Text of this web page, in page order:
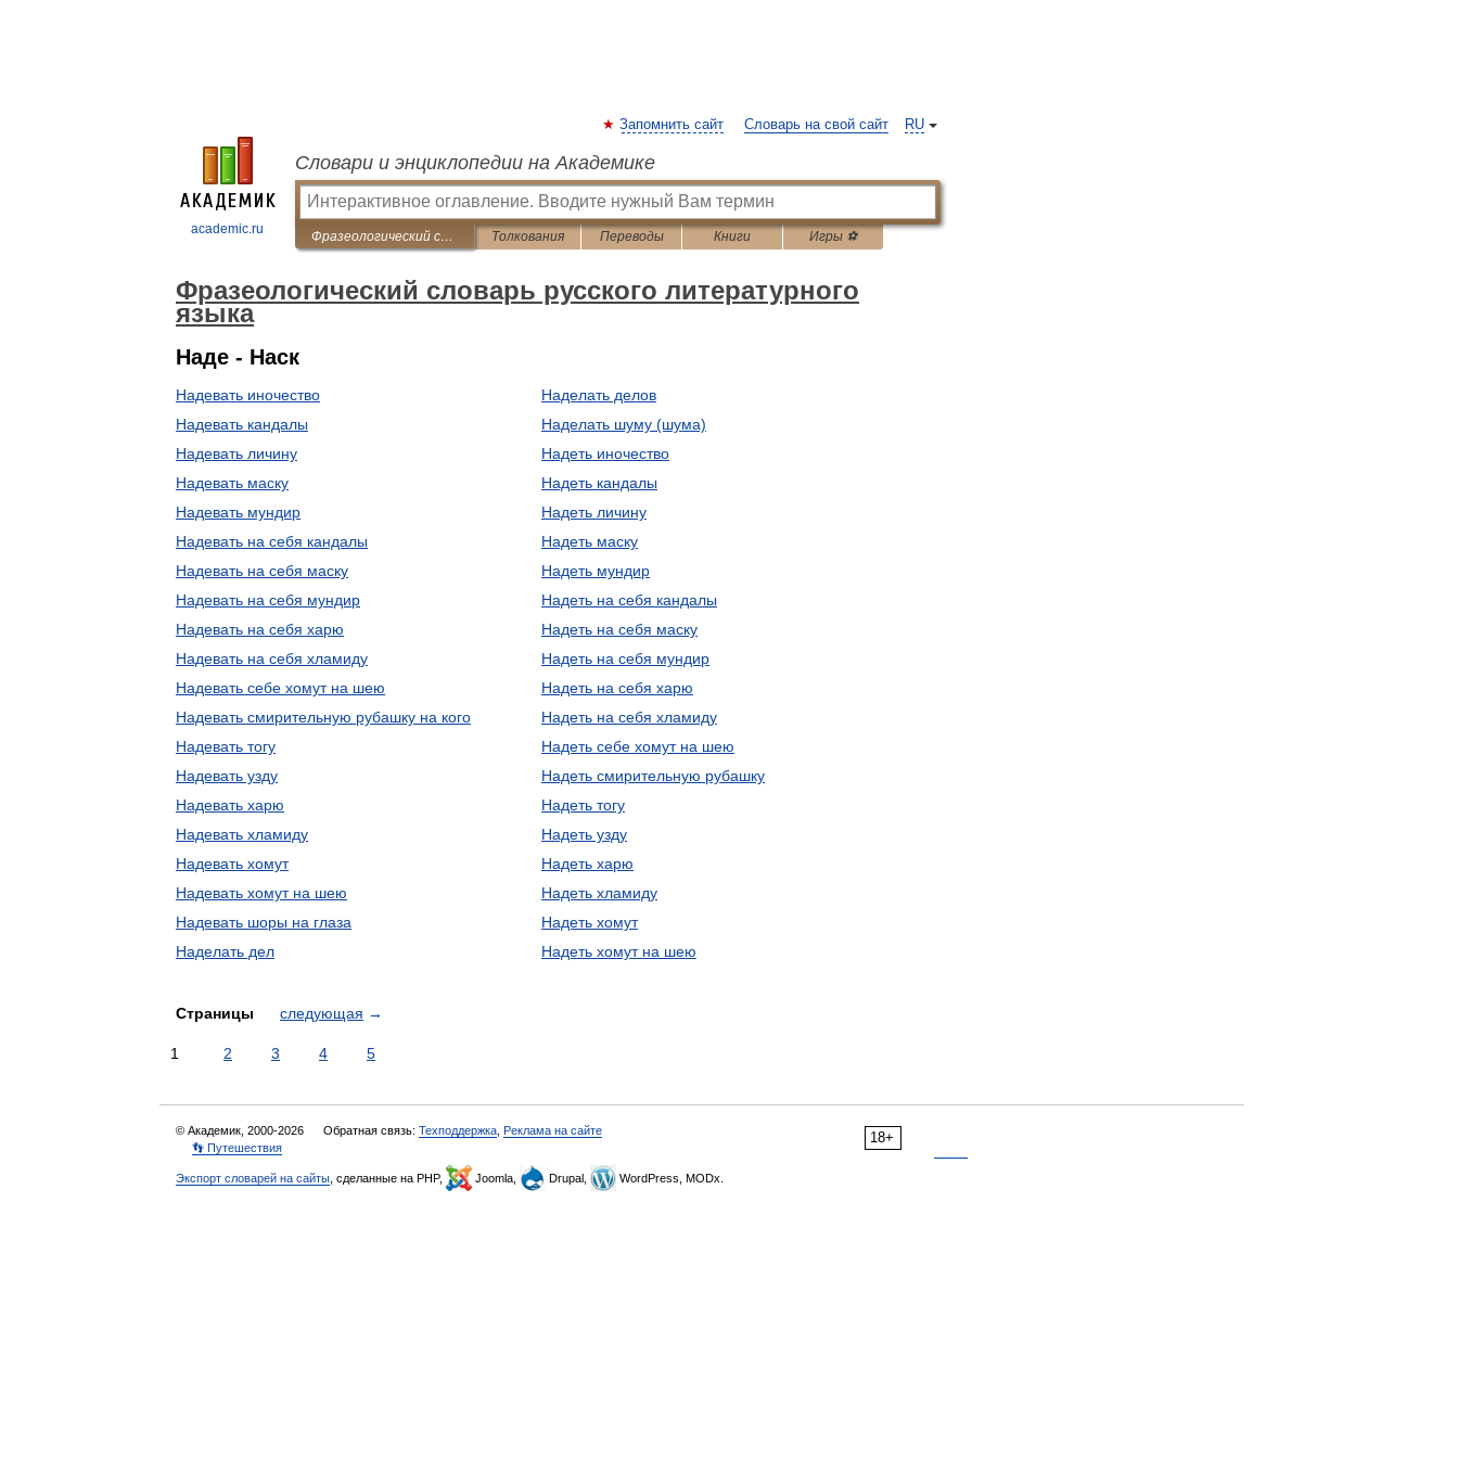
academic.ru
RU
Запомнить сайт Словарь на свой сайт
Словари и энциклопедии на Академике
Фразеологический словарь русского литературного языка Толкования Переводы Книги Игры ⚽
Фразеологический словарь русского литературного
языка
Наде - Наск
Надевать иночество
Надевать кандалы
Надевать личину
Надевать маску
Надевать мундир
Надевать на себя кандалы
Надевать на себя маску
Надевать на себя мундир
Надевать на себя харю
Надевать на себя хламиду
Надевать себе хомут на шею
Надевать смирительную рубашку на кого
Надевать тогу
Надевать узду
Надевать харю
Надевать хламиду
Надевать хомут
Надевать хомут на шею
Надевать шоры на глаза
Наделать дел
Наделать делов
Наделать шуму (шума)
Надеть иночество
Надеть кандалы
Надеть личину
Надеть маску
Надеть мундир
Надеть на себя кандалы
Надеть на себя маску
Надеть на себя мундир
Надеть на себя харю
Надеть на себя хламиду
Надеть себе хомут на шею
Надеть смирительную рубашку
Надеть тогу
Надеть узду
Надеть харю
Надеть хламиду
Надеть хомут
Надеть хомут на шею
Страницы следующая →
1 2 3 4 5
18+
© Академик, 2000-2026 Обратная связь: Техподдержка Реклама на сайте
👣 Путешествия
Экспорт словарей на сайты , сделанные на PHP, Joomla, Drupal, WordPress, MODx.